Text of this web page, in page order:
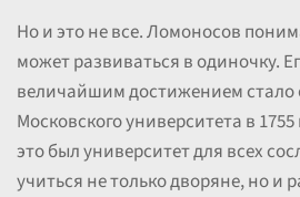
Но и это не все. Ломоносов
может развиваться в одиночку.
величайшим достижением стало
Московского университета в 1755
это был университет для всех
учиться не только дворяне, но и